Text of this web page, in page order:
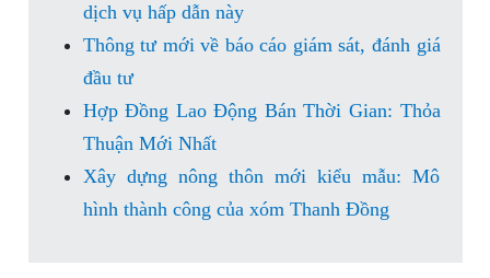
dịch vụ hấp dẫn này
Thông tư mới về báo cáo giám sát, đánh giá
đầu tư
Hợp Đồng Lao Động Bán Thời Gian: Thỏa
Thuận Mới Nhất
Xây dựng nông thôn mới kiểu mẫu: Mô
hình thành công của xóm Thanh Đồng